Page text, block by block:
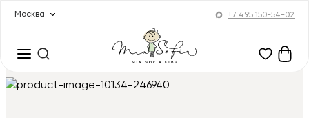
Москва +7 495 150-54-02